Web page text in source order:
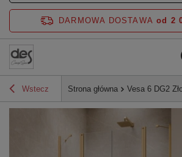
DARMOWA DOSTAWA od 2
Wstecz Strona główna Vesa 6 DG2